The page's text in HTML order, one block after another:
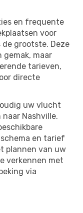
en frequente
voor
de grootste. Deze
gemak, maar
tarieven,
directe
uw vlucht
Nashville.
en tarief
plannen van uw
verkennen met
via